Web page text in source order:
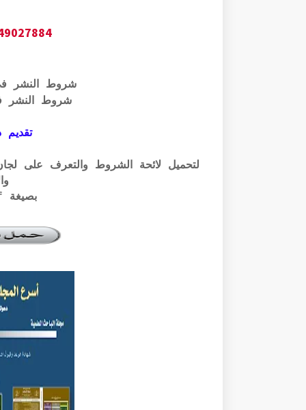
شروط النشر
شروط النشر
بصيغة pdf الرابط أسفله: